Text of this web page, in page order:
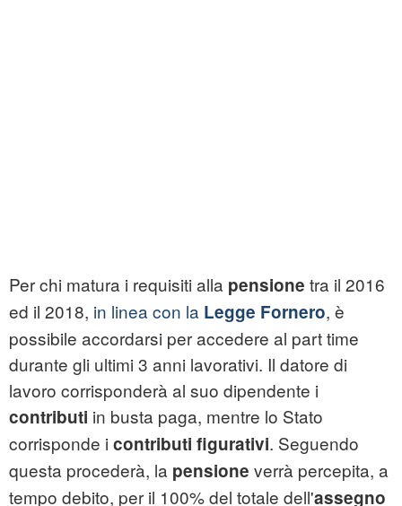
Per chi matura i requisiti alla pensione tra il 2016
ed il 2018, in linea con la Legge Fornero, è
possibile accordarsi per accedere al part time
durante gli ultimi 3 anni lavorativi. Il datore di
lavoro corrisponderà al suo dipendente i
contributi in busta paga, mentre lo Stato
corrisponde i contributi figurativi. Seguendo
questa procederà, la pensione verrà percepita, a
tempo debito, per il 100% del totale dell'assegno